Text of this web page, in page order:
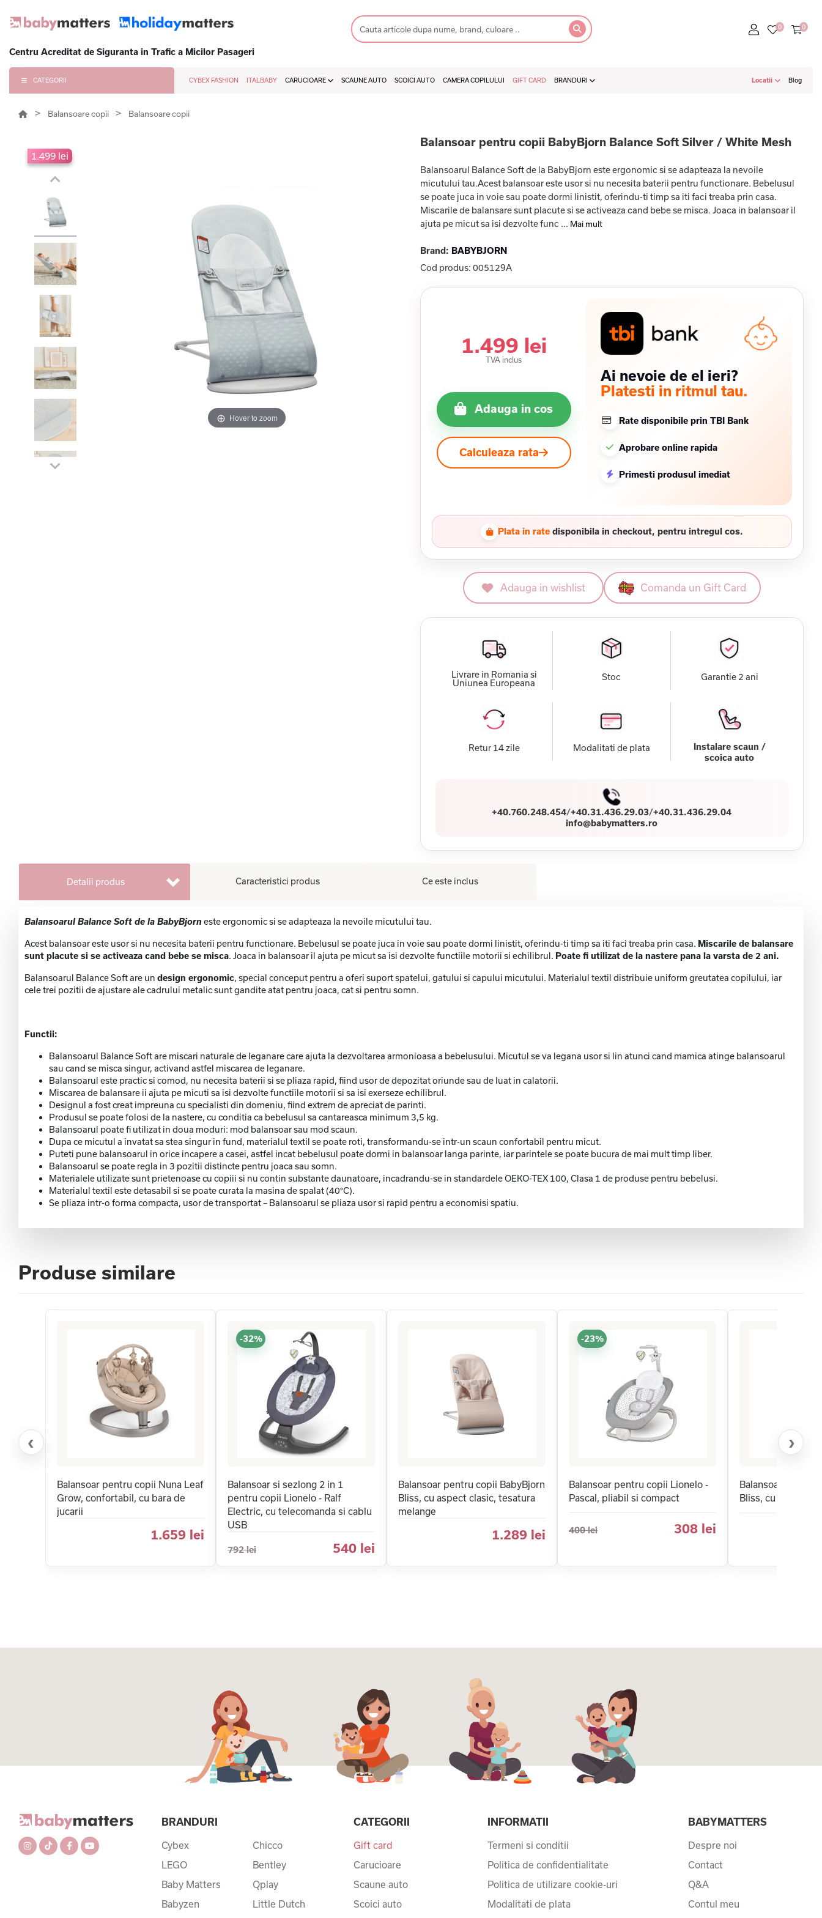
Centru Acreditat de Siguranta in Trafic a Micilor Pasageri
CATEGORII CYBEX FASHION ITALBABY CARUCIOARE SCAUNE AUTO SCOICI AUTO CAMERA COPILULUI GIFT CARD BRANDURI Locatii Blog
Balansoare copii Balansoare copii
1.499 lei
Hover to zoom
Balansoar pentru copii BabyBjorn Balance Soft Silver / White Mesh
Balansoarul Balance Soft de la BabyBjorn este ergonomic si se adapteaza la nevoile
micutului tau.Acest balansoar este usor si nu necesita baterii pentru functionare. Bebelusul
se poate juca in voie sau poate dormi linistit, oferindu-ti timp sa iti faci treaba prin casa.
Miscarile de balansare sunt placute si se activeaza cand bebe se misca. Joaca in balansoar il
ajuta pe micut sa isi dezvolte func ... Mai mult
Brand: BABYBJORN
Cod produs: 005129A
1.499 lei
TVA inclus
Adauga in cos
Calculeaza rata
Ai nevoie de el ieri?
Platesti in ritmul tau.
Rate disponibile prin TBI Bank
Aprobare online rapida
Primesti produsul imediat
Plata in rate disponibila in checkout, pentru intregul cos.
Adauga in wishlist Comanda un Gift Card
Livrare in Romania si
Uniunea Europeana
Stoc Garantie 2 ani
Retur 14 zile Modalitati de plata
Instalare scaun /
scoica auto
+40.760.248.454/+40.31.436.29.03/+40.31.436.29.04
info@babymatters.ro
Detalii produs Caracteristici produs Ce este inclus
Balansoarul Balance Soft de la BabyBjorn este ergonomic si se adapteaza la nevoile micutului tau.
Acest balansoar este usor si nu necesita baterii pentru functionare. Bebelusul se poate juca in voie sau poate dormi linistit, oferindu-ti timp sa iti faci treaba prin casa. Miscarile de balansare
sunt placute si se activeaza cand bebe se misca. Joaca in balansoar il ajuta pe micut sa isi dezvolte functiile motorii si echilibrul. Poate fi utilizat de la nastere pana la varsta de 2 ani.
Balansoarul Balance Soft are un design ergonomic, special conceput pentru a oferi suport spatelui, gatului si capului micutului. Materialul textil distribuie uniform greutatea copilului, iar
cele trei pozitii de ajustare ale cadrului metalic sunt gandite atat pentru joaca, cat si pentru somn.
Functii:
Balansoarul Balance Soft are miscari naturale de leganare care ajuta la dezvoltarea armonioasa a bebelusului. Micutul se va legana usor si lin atunci cand mamica atinge balansoarul
sau cand se misca singur, activand astfel miscarea de leganare.
Balansoarul este practic si comod, nu necesita baterii si se pliaza rapid, fiind usor de depozitat oriunde sau de luat in calatorii.
Miscarea de balansare ii ajuta pe micuti sa isi dezvolte functiile motorii si sa isi exerseze echilibrul.
Designul a fost creat impreuna cu specialisti din domeniu, fiind extrem de apreciat de parinti.
Produsul se poate folosi de la nastere, cu conditia ca bebelusul sa cantareasca minimum 3,5 kg.
Balansoarul poate fi utilizat in doua moduri: mod balansoar sau mod scaun.
Dupa ce micutul a invatat sa stea singur in fund, materialul textil se poate roti, transformandu-se intr-un scaun confortabil pentru micut.
Puteti pune balansoarul in orice incapere a casei, astfel incat bebelusul poate dormi in balansoar langa parinte, iar parintele se poate bucura de mai mult timp liber.
Balansoarul se poate regla in 3 pozitii distincte pentru joaca sau somn.
Materialele utilizate sunt prietenoase cu copiii si nu contin substante daunatoare, incadrandu-se in standardele OEKO-TEX 100, Clasa 1 de produse pentru bebelusi.
Materialul textil este detasabil si se poate curata la masina de spalat (40°C).
Se pliaza intr-o forma compacta, usor de transportat – Balansoarul se pliaza usor si rapid pentru a economisi spatiu.
Produse similare
‹
Balansoar pentru copii Nuna Leaf
Grow, confortabil, cu bara de
jucarii
1.659 lei
-32%
Balansoar si sezlong 2 in 1
pentru copii Lionelo - Ralf
Electric, cu telecomanda si cablu
USB
792 lei 540 lei
Balansoar pentru copii BabyBjorn
Bliss, cu aspect clasic, tesatura
melange
1.289 lei
-23%
Balansoar pentru copii Lionelo -
Pascal, pliabil si compact
400 lei 308 lei
Balansoar pentru
Bliss, cu tesatura
›
BRANDURI
Cybex
LEGO
Baby Matters
Babyzen
Chicco
Bentley
Qplay
Little Dutch
CATEGORII
Gift card
Carucioare
Scaune auto
Scoici auto
INFORMATII
Termeni si conditii
Politica de confidentialitate
Politica de utilizare cookie-uri
Modalitati de plata
BABYMATTERS
Despre noi
Contact
Q&A
Contul meu